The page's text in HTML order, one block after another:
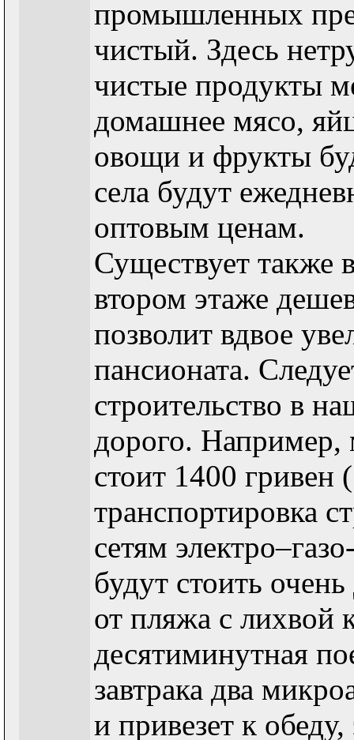
промышленных
чистый. Здесь
чистые продукты
домашнее мясо,
овощи и фрукты
села будут
оптовым ценам.
Существует также
втором этаже
позволит вдвое
пансионата.
строительство в
дорого. Например,
стоит 1400
транспортировка
сетям
будут стоить
от пляжа с лихвой
десятиминутная
завтрака два
и привезет к